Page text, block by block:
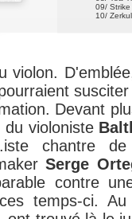
09/ Strike
10/
violon.
Devant
du violoniste
chantre
Serge
contre
temps-ci. Au